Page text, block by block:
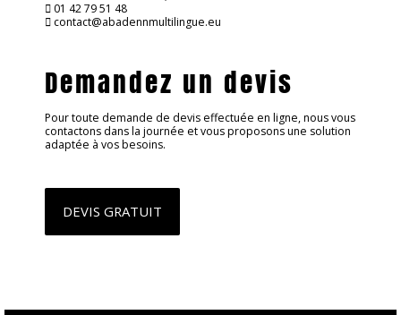
01 42 79 51 48
contact@abadennmultilingue.eu
Demandez un devis
Pour toute demande de devis effectuée en ligne, nous vous
contactons dans la journée et vous proposons une solution
adaptée à vos besoins.
DEVIS GRATUIT